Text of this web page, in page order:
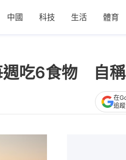
中國 科技 生活 體育
週吃6食物 自
在
追